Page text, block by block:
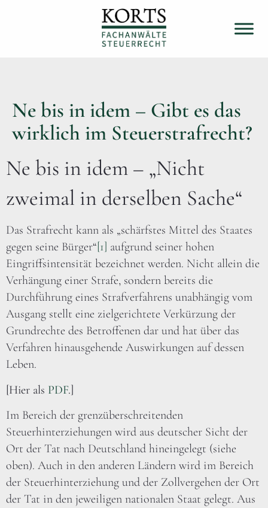
Ne bis in idem – Gibt es das
wirklich im Steuerstrafrecht?
Ne bis in idem – „Nicht
zweimal in derselben Sache“
Das Strafrecht kann als „schärfstes Mittel des Staates
gegen seine Bürger“[1] aufgrund seiner hohen
Eingriffsintensität bezeichnet werden. Nicht allein die
Verhängung einer Strafe, sondern bereits die
Durchführung eines Strafverfahrens unabhängig vom
Ausgang stellt eine zielgerichtete Verkürzung der
Grundrechte des Betroffenen dar und hat über das
Verfahren hinausgehende Auswirkungen auf dessen
Leben.
[Hier als PDF.]
Im Bereich der grenzüberschreitenden
Steuerhinterziehungen wird aus deutscher Sicht der
Ort der Tat nach Deutschland hineingelegt (siehe
oben). Auch in den anderen Ländern wird im Bereich
der Steuerhinterziehung und der Zollvergehen der Ort
der Tat in den jeweiligen nationalen Staat gelegt. Aus